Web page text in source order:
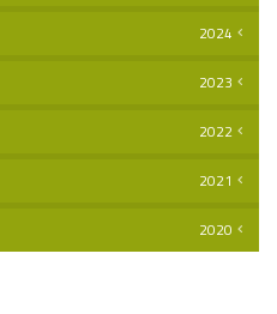
2024
2023
2022
2021
2020